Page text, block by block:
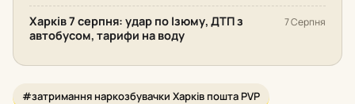
Харків 7 серпня: удар по Ізюму, ДТП з
автобусом, тарифи на воду
7 Серпня
#затримання наркозбувачки Харків пошта PVP